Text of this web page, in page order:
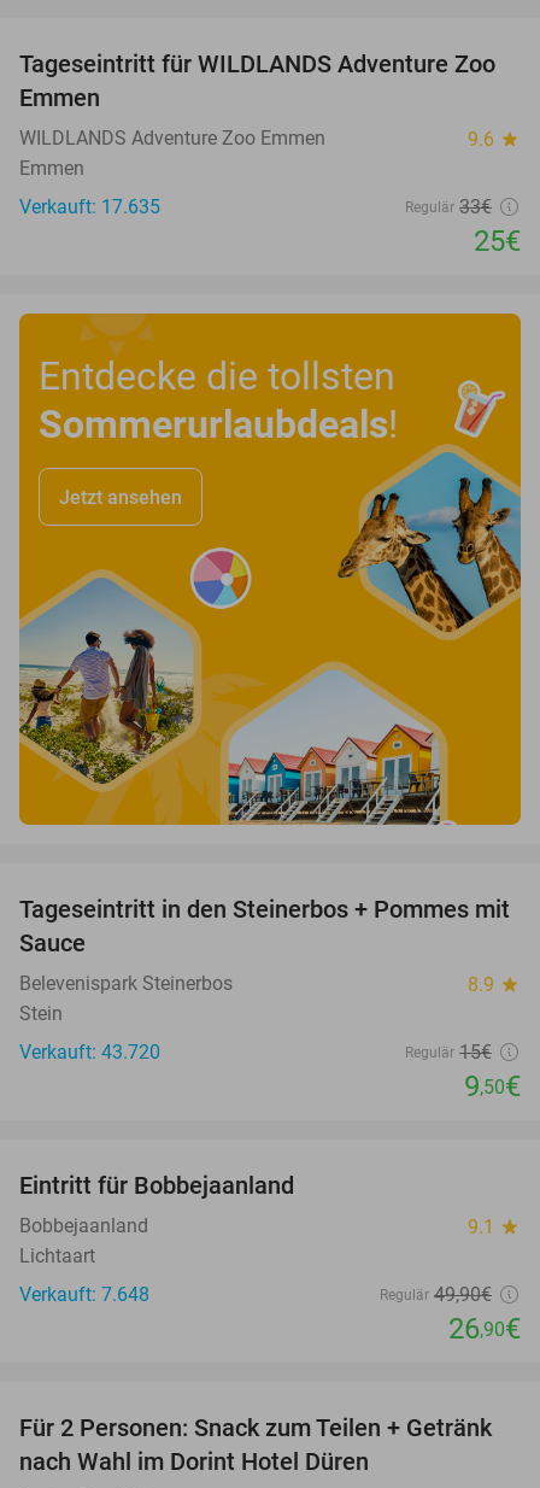
24%
Tageseintritt für WILDLANDS Adventure Zoo
Emmen
WILDLANDS Adventure Zoo Emmen 9.6 star
Emmen
Verkauft: 17.635
Regulär 33€
25€
Entdecke die tollsten
Sommerurlaubdeals!
Jetzt ansehen
37%
Tageseintritt in den Steinerbos + Pommes mit
Sauce
Belevenispark Steinerbos 8.9 star
Stein
Verkauft: 43.720
Regulär 15€
9,50€
Eintritt für Bobbejaanland
Bobbejaanland 9.1 star
Lichtaart
Verkauft: 7.648
Regulär 49,90€
26,90€
55%
Für 2 Personen: Snack zum Teilen + Getränk
nach Wahl im Dorint Hotel Düren